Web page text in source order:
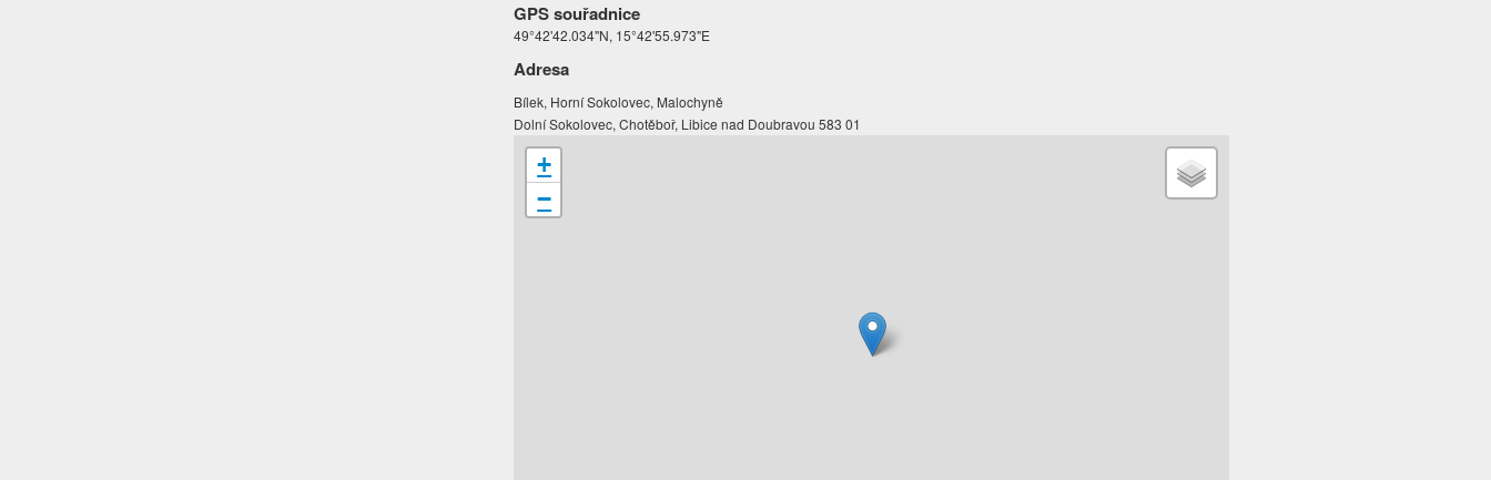
GPS souřadnice
49°42'42.034"N, 15°42'55.973"E
Adresa
Bílek, Horní Sokolovec, Malochyně
Dolní Sokolovec, Chotěboř, Libice nad Doubravou 583 01
+
−